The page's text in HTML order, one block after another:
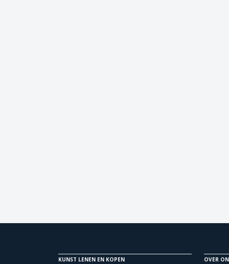
KUNST LENEN EN KOPEN OVER